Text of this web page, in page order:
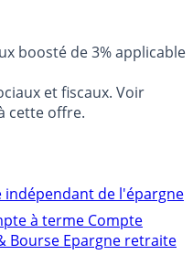
boosté de 3% applicable
et fiscaux. Voir
cette offre.
indépendant de l'épargne
à terme Compte
Bourse Epargne retraite